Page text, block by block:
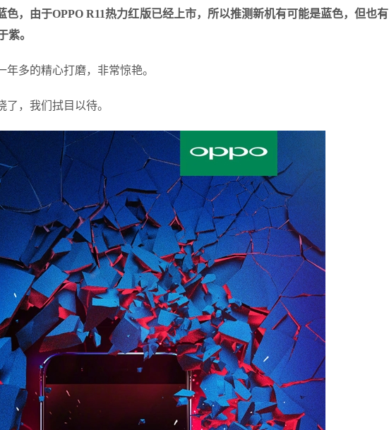
色，由于OPPO R11热力红版已经上市，所以推测新机有可能是蓝色，但也有
紫。
多的精心打磨，非常惊艳。
，我们拭目以待。